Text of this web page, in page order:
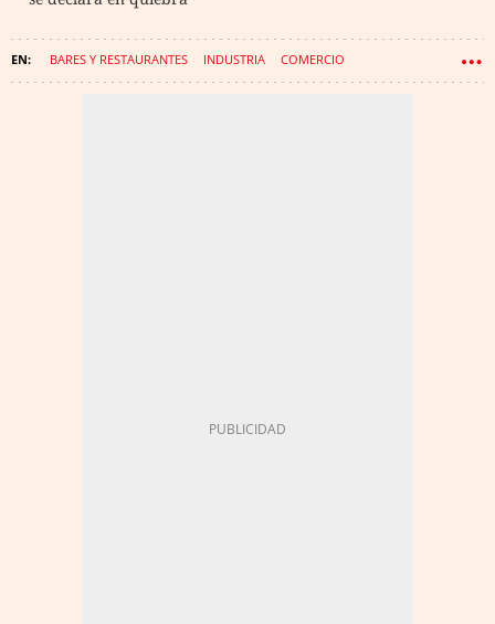
BARES Y RESTAURANTES INDUSTRIA COMERCIO